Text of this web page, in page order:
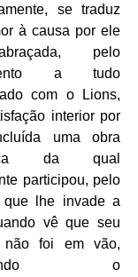
se traduz
à causa por ele
pelo
a tudo
com o Lions,
interior por
uma obra
da qual
participou, pelo
que lhe invade a
vê que seu
não foi em vão,
o